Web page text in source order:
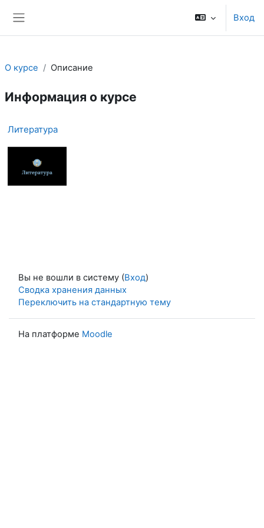
Вход
О курсе Описание
Информация о курсе
Литература
Вы не вошли в систему (Вход)
Сводка хранения данных
Переключить на стандартную тему
На платформе Moodle